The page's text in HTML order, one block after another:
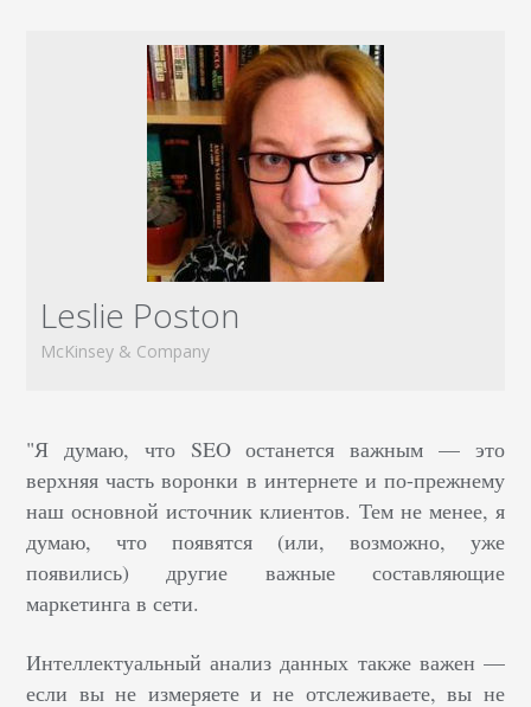
Leslie Poston
McKinsey & Company
"Я думаю, что SEO останется важным — это
верхняя часть воронки в интернете и по-прежнему
наш основной источник клиентов. Тем не менее, я
думаю, что появятся (или, возможно, уже
появились) другие важные составляющие
маркетинга в сети.
Интеллектуальный анализ данных также важен —
если вы не измеряете и не отслеживаете, вы не